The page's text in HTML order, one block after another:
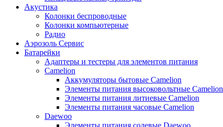
Акустика
Колонки беспроводные
Колонки компьютерные
Радио
Аэрозоль Сервис
Батарейки
Aдаптеры и тестеры для элементов питания
Camelion
Аккумуляторы бытовые Camelion
Элементы питания высоковольтные Camelion
Элементы питания литиевые Camelion
Элементы питания часовые Camelion
Daewoo
Элементы питания солевые Daewoo